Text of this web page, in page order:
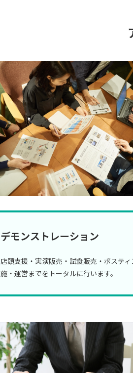
デモンストレーション
店頭支援・実演販売・試食販売・ポステ
施・運営までをトータルに行います。